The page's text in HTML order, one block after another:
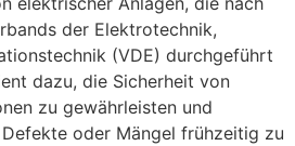
der Elektrotechnik,
(VDE) durchgeführt
dazu, die Sicherheit von
zu gewährleisten und
oder Mängel frühzeitig zu